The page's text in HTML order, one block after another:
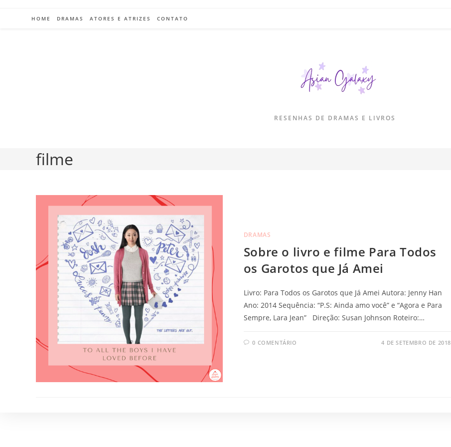
HOME DRAMAS ATORES E ATRIZES CONTATO
RESENHAS DE DRAMAS E LIVROS
filme
DRAMAS
Sobre o livro e filme Para Todos
os Garotos que Já Amei
Livro: Para Todos os Garotos que Já Amei Autora: Jenny Han
Ano: 2014 Sequência: “P.S: Ainda amo você” e “Agora e Para
Sempre, Lara Jean” Direção: Susan Johnson Roteiro:…
0 COMENTÁRIO 4 DE SETEMBRO DE 2018